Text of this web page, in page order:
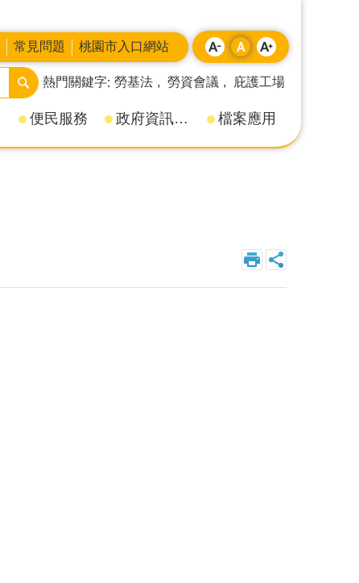
常見問題 桃園市入口網站
熱門關鍵字 勞基法 勞資會議 庇護工場
便民服務 政府資訊公開 檔案應用